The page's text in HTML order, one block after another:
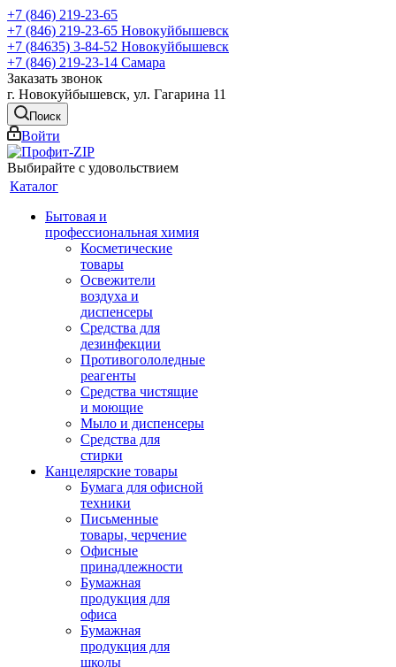
+7 (846) 219-23-65
+7 (846) 219-23-65 Новокуйбышевск
+7 (84635) 3-84-52 Новокуйбышевск
+7 (846) 219-23-14 Самара
Заказать звонок
г. Новокуйбышевск, ул. Гагарина 11
Поиск
Войти
Выбирайте с удовольствием
Каталог
Бытовая и
профессиональная химия
Косметические
товары
Освежители
воздуха и
диспенсеры
Средства для
дезинфекции
Противогололедные
реагенты
Средства чистящие
и моющие
Мыло и диспенсеры
Средства для
стирки
Канцелярские товары
Бумага для офисной
техники
Письменные
товары, черчение
Офисные
принадлежности
Бумажная
продукция для
офиса
Бумажная
продукция для
школы